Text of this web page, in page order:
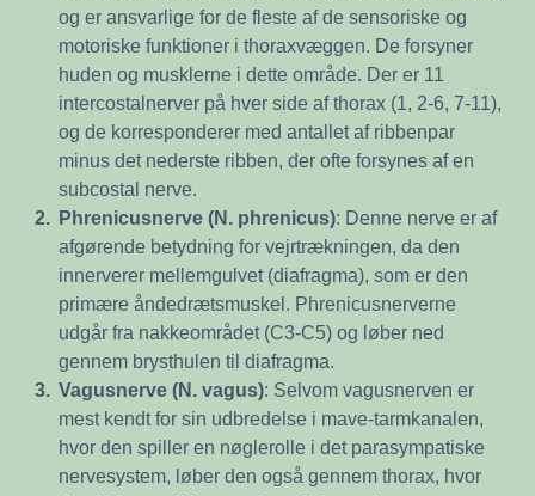
og er ansvarlige for de fleste af de sensoriske og
motoriske funktioner i thoraxvæggen. De forsyner
huden og musklerne i dette område. Der er 11
intercostalnerver på hver side af thorax (1, 2-6, 7-11),
og de korresponderer med antallet af ribbenpar
minus det nederste ribben, der ofte forsynes af en
subcostal nerve.
2.
Phrenicusnerve (N. phrenicus): Denne nerve er af
afgørende betydning for vejrtrækningen, da den
innerverer mellemgulvet (diafragma), som er den
primære åndedrætsmuskel. Phrenicusnerverne
udgår fra nakkeområdet (C3-C5) og løber ned
gennem brysthulen til diafragma.
3.
Vagusnerve (N. vagus): Selvom vagusnerven er
mest kendt for sin udbredelse i mave-tarmkanalen,
hvor den spiller en nøglerolle i det parasympatiske
nervesystem, løber den også gennem thorax, hvor